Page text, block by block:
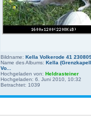
Bildname: Kella Volkerode 41
Name des Albums: Kella
Vo...
Hochgeladen von: Heldrasteiner
Hochgeladen: 6. Juni 2010, 10:32
Betrachtet: 1039